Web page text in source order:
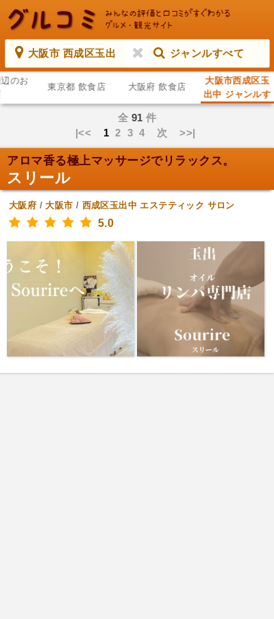
大阪市 西成区玉出 ジャンルすべて
のお
東京都 飲食店 大阪府 飲食店
大阪市西成区玉
出中 ジャンルす
べて
全 91 件
|<< 12 3 4 次 >>|
アロマ香る極上マッサージでリラックス。
スリール
大阪府 /大阪市 / 西成区玉出中 エステティック サロン
5.0